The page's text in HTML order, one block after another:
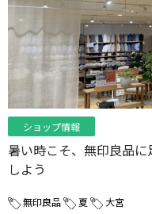
ショップ情報
暑い時こそ、無印良品
しよう
無印良品 夏 大宮